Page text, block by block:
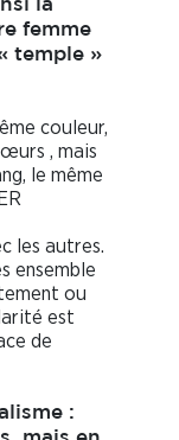
la
femme
temple »
couleur,
, mais
le même
les autres.
ensemble
ou
est
de
: